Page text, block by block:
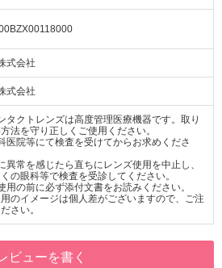
式会社
式会社
タクトレンズは高度管理医療機器です。取り
法を守り正しくご使用ください。
医院等にて検査を受けてからお求めくださ
異常を感じたら直ちにレンズ使用を中止し、
の眼科等で検査を受診してください。
用の前に必ず添付文書をお読みください。
のイメージは個人差がございますので、ご注
さい。
ビューを書く